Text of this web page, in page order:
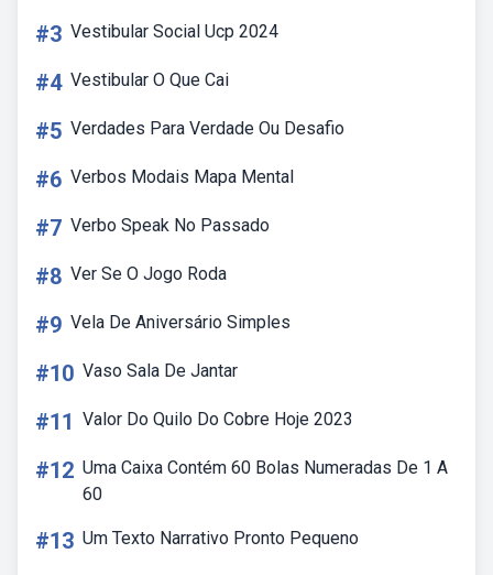
#3 Vestibular Social Ucp 2024
#4 Vestibular O Que Cai
#5 Verdades Para Verdade Ou Desafio
#6 Verbos Modais Mapa Mental
#7 Verbo Speak No Passado
#8 Ver Se O Jogo Roda
#9 Vela De Aniversário Simples
#10 Vaso Sala De Jantar
#11 Valor Do Quilo Do Cobre Hoje 2023
#12 Uma Caixa Contém 60 Bolas Numeradas De 1 A
60
#13 Um Texto Narrativo Pronto Pequeno